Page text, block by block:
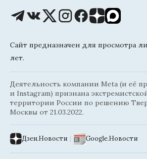
Сайт предназначен для просмотра
лет.
Деятельность компании Meta (и её
и Instagram) признана
территории России по решению
Москвы от 21.03.2022.
Дзен.Новости | Google.Новости